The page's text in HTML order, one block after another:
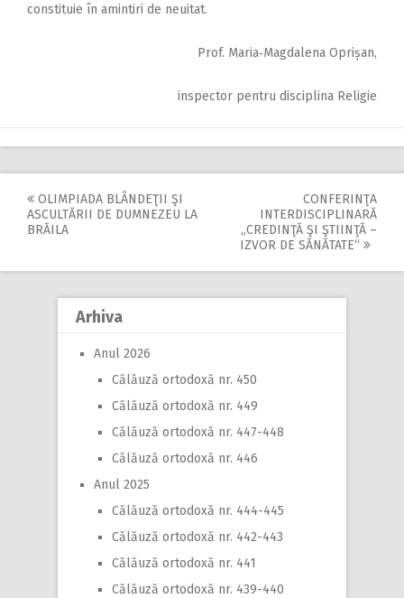
constituie în amintiri de neuitat.
Prof. Maria‑Magdalena Oprișan,
inspector pentru disciplina Religie
Post
OLIMPIADA BLÂNDEŢII ŞI
ASCULTĂRII DE DUMNEZEU LA
BRĂILA
CONFERINŢA
INTERDISCIPLINARĂ
„CREDINŢĂ ŞI ŞTIINŢĂ –
IZVOR DE SĂNĂTATE“
Arhiva
Anul 2026
Călăuză ortodoxă nr. 450
Călăuză ortodoxă nr. 449
Călăuză ortodoxă nr. 447-448
Călăuză ortodoxă nr. 446
Anul 2025
Călăuză ortodoxă nr. 444-445
Călăuză ortodoxă nr. 442-443
Călăuză ortodoxă nr. 441
Călăuză ortodoxă nr. 439-440